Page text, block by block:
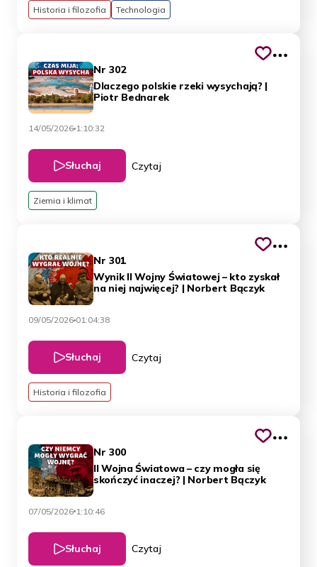
Historia i filozofia Technologia
Nr 302
Dlaczego polskie rzeki wysychają? |
Piotr Bednarek
14/05/2026 1:10:32
Słuchaj Czytaj
Ziemia i klimat
Nr 301
Wynik II Wojny Światowej – kto zyskał
na niej najwięcej? | Norbert Bączyk
09/05/2026 01:04:38
Słuchaj Czytaj
Historia i filozofia
Nr 300
II Wojna Światowa – czy mogła się
skończyć inaczej? | Norbert Bączyk
07/05/2026 1:10:46
Słuchaj Czytaj